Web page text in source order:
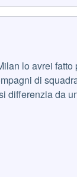
lo avrei fatto
di
differenzia da